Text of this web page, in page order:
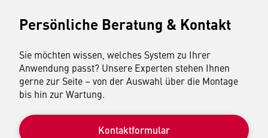
Persönliche Beratung & Kontakt
Sie möchten wissen, welches System zu Ihrer
Anwendung passt? Unsere Experten stehen Ihnen
gerne zur Seite – von der Auswahl über die Montage
bis hin zur Wartung.
Kontaktformular